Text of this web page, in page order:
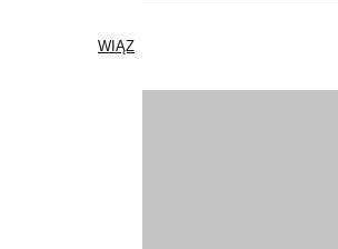
WIĄZ